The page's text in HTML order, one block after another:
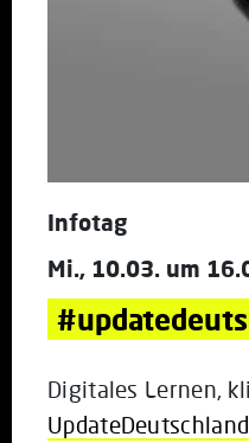
Infotag
Mi., 10.03. um
Digitales Lernen,
UpdateDeutschland